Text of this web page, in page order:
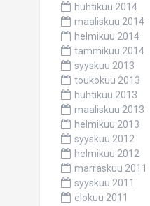
huhtikuu 2014
maaliskuu 2014
helmikuu 2014
tammikuu 2014
syyskuu 2013
toukokuu 2013
huhtikuu 2013
maaliskuu 2013
helmikuu 2013
syyskuu 2012
helmikuu 2012
marraskuu 2011
syyskuu 2011
elokuu 2011